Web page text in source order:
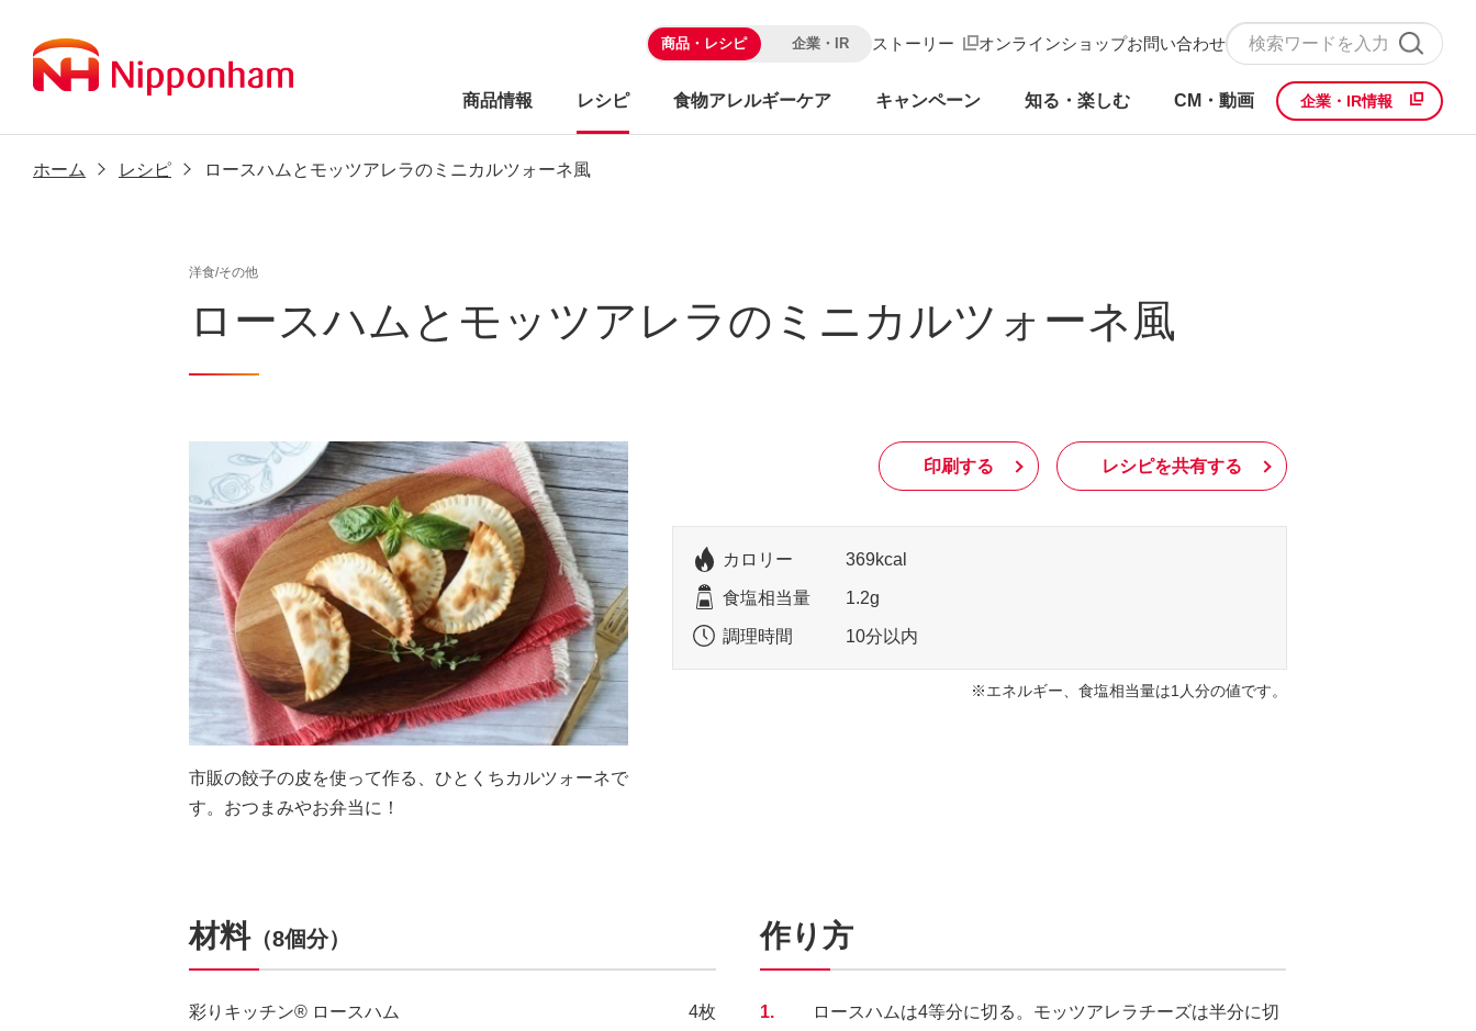
商品・レシピ 企業・IR ストーリー オンラインショップお問い合わせ
商品情報 レシピ 食物アレルギーケア キャンペーン 知る・楽しむ CM・動画 企業・IR情報
ホーム レシピ ロースハムとモッツアレラのミニカルツォーネ風
洋食/その他
ロースハムとモッツアレラのミニカルツォーネ風
市販の餃子の皮を使って作る、ひとくちカルツォーネで
す。おつまみやお弁当に！
印刷する レシピを共有する
カロリー 369kcal
食塩相当量 1.2g
調理時間 10分以内
エネルギー、食塩相当量は1人分の値です。
材料（8個分）
彩りキッチン® ロースハム 4枚
作り方
1.
ロースハムは4等分に切る。モッツアレラチーズは半分に切